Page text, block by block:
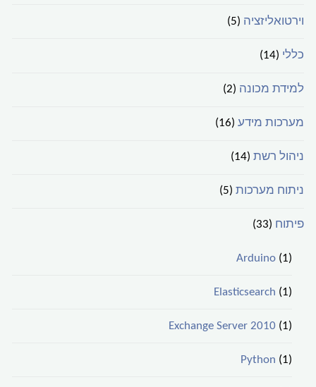
וירטואליזציה (5)
כללי (14)
למידת מכונה (2)
מערכות מידע (16)
ניהול רשת (14)
ניתוח מערכות (5)
פיתוח (33)
Arduino(1)
Elasticsearch (1)
Exchange Server 2010(1)
Python (1)